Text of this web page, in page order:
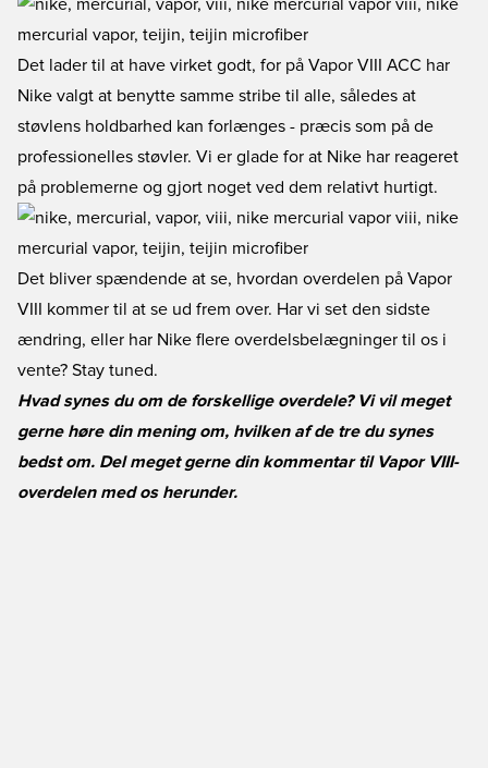
Det lader til at have virket godt, for på Vapor VIII ACC har
Nike valgt at benytte samme stribe til alle, således at
støvlens holdbarhed kan forlænges - præcis som på de
professionelles støvler. Vi er glade for at Nike har reageret
på problemerne og gjort noget ved dem relativt hurtigt.
Det bliver spændende at se, hvordan overdelen på Vapor
VIII kommer til at se ud frem over. Har vi set den sidste
ændring, eller har Nike flere overdelsbelægninger til os i
vente? Stay tuned.
Hvad synes du om de forskellige overdele? Vi vil meget
gerne høre din mening om, hvilken af de tre du synes
bedst om. Del meget gerne din kommentar til Vapor VIII-
overdelen med os herunder.